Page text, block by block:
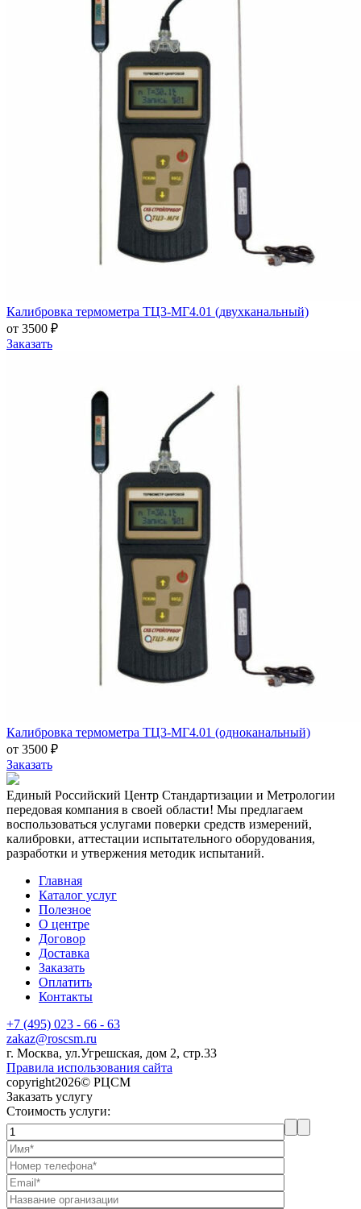
Калибровка термометра ТЦ3-МГ4.01 (двухканальный)
от 3500 ₽
Заказать
Калибровка термометра ТЦ3-МГ4.01 (одноканальный)
от 3500 ₽
Заказать
Единый Российский Центр Стандартизации и Метрологии
передовая компания в своей области! Мы предлагаем
воспользоваться услугами поверки средств измерений,
калибровки, аттестации испытательного оборудования,
разработки и утвержения методик испытаний.
Главная
Каталог услуг
Полезное
О центре
Договор
Доставка
Заказать
Оплатить
Контакты
+7 (495) 023 - 66 - 63
zakaz@roscsm.ru
г. Москва, ул.Угрешская, дом 2, стр.33
Правила использования сайта
copyright2026© РЦСМ
Заказать услугу
Стоимость услуги: